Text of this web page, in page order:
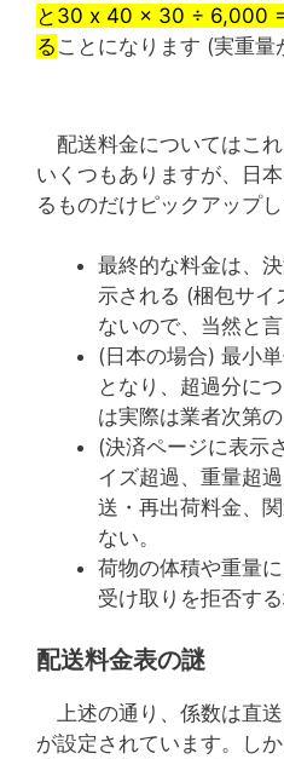
と30 x 40 x 30 ÷ 6,000
る ことになります (実重量
配送料金についてはこ
いくつもありますが、日
るものだけピックアップし
最終的な料金は、
示される (梱包サイ
ないので、当然と言
(日本の場合) 最小
となり、超過分に
は実際は業者次第
(決済ページに表示
イズ超過、重量超
送・再出荷料金、
ない。
荷物の体積や重量
受け取りを拒否する
配送料金表の謎
上述の通り、係数は直
が設定されています。し